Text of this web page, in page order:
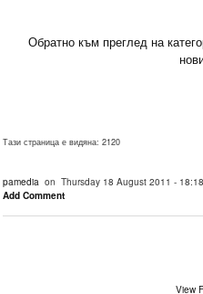
Обратно към преглед на
Тази страница е видяна: 2120
pamedia on Thursday 18 August 2011 -
Add Comment
View